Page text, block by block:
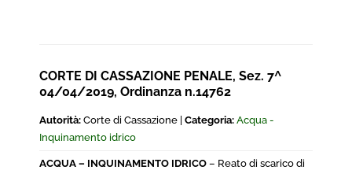
CORTE DI CASSAZIONE PENALE, Sez. 7^
04/04/2019, Ordinanza n.14762
Autorità: Corte di Cassazione | Categoria: Acqua -
Inquinamento idrico
ACQUA – INQUINAMENTO IDRICO – Reato di scarico di